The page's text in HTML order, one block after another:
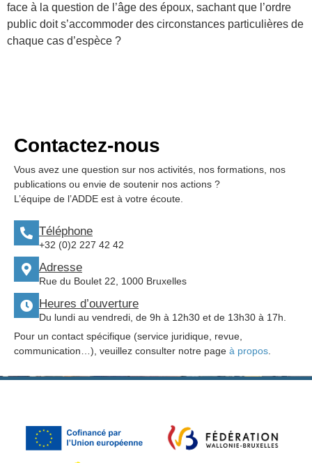
face à la question de l’âge des époux, sachant que l’ordre
public doit s’accommoder des circonstances particulières de
chaque cas d’espèce ?
Contactez-nous
Vous avez une question sur nos activités, nos formations, nos
publications ou envie de soutenir nos actions ?
L’équipe de l’ADDE est à votre écoute.
Téléphone
+32 (0)2 227 42 42
Adresse
Rue du Boulet 22, 1000 Bruxelles
Heures d’ouverture
Du lundi au vendredi, de 9h à 12h30 et de 13h30 à 17h.
Pour un contact spécifique (service juridique, revue,
communication…), veuillez consulter notre page à propos.